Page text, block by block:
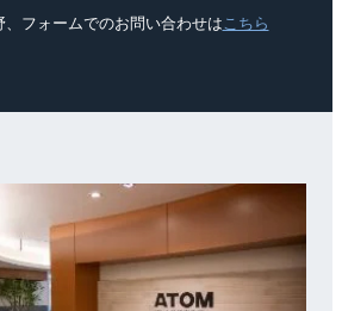
、フォームでのお問い合わせは こちら